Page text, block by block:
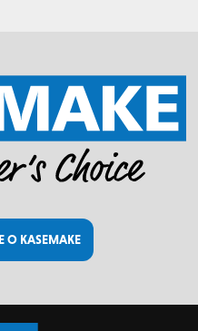
O KASEMAKE